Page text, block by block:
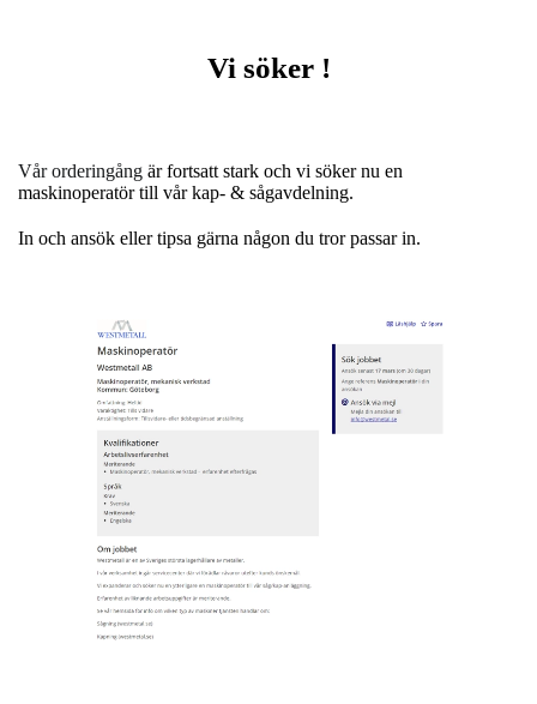
Vi söker !
Vår orderingång är fortsatt stark och vi söker nu en
maskinoperatör till vår kap- & sågavdelning.
In och ansök eller tipsa gärna någon du tror passar in.